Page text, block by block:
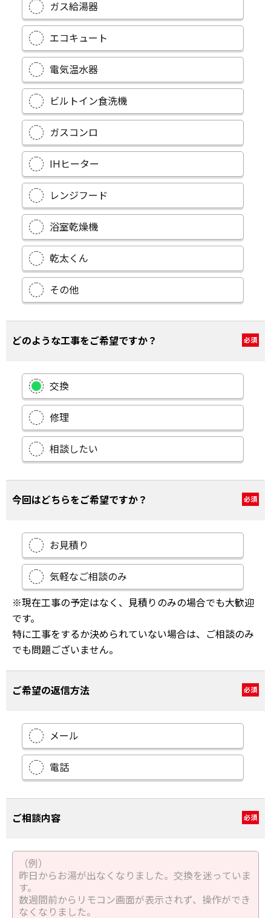
ガス給湯器
エコキュート
電気温水器
ビルトイン食洗機
ガスコンロ
IHヒーター
レンジフード
浴室乾燥機
乾太くん
その他
どのような工事をご希望ですか？ 必須
交換
修理
相談したい
今回はどちらをご希望ですか？ 必須
お見積り
気軽なご相談のみ
※現在工事の予定はなく、見積りのみの場合でも大歓迎
です。
特に工事をするか決められていない場合は、ご相談のみ
でも問題ございません。
ご希望の返信方法 必須
メール
電話
ご相談内容 必須